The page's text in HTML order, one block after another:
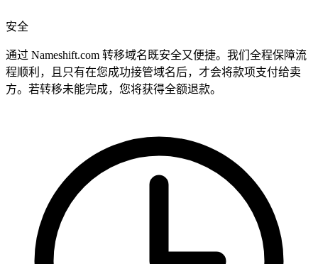
安全
通过 Nameshift.com 转移域名既安全又便捷。我们全程保障流
程顺利，且只有在您成功接管域名后，才会将款项支付给卖
方。若转移未能完成，您将获得全额退款。